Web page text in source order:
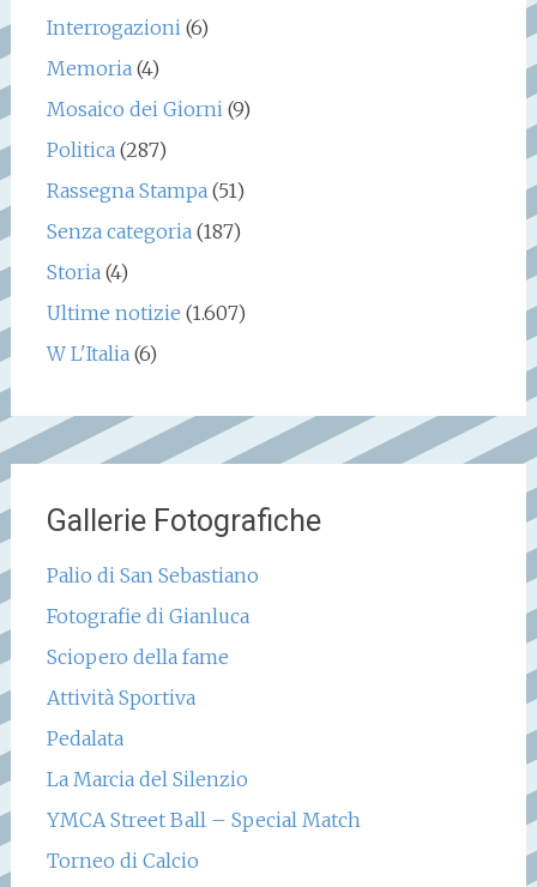
Interrogazioni (6)
Memoria (4)
Mosaico dei Giorni (9)
Politica (287)
Rassegna Stampa (51)
Senza categoria (187)
Storia (4)
Ultime notizie (1.607)
W L'Italia (6)
Gallerie Fotografiche
Palio di San Sebastiano
Fotografie di Gianluca
Sciopero della fame
Attività Sportiva
Pedalata
La Marcia del Silenzio
YMCA Street Ball – Special Match
Torneo di Calcio